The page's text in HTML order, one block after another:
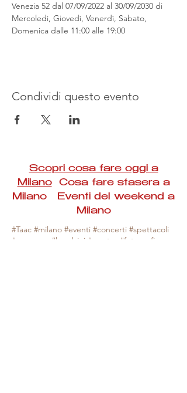
Venezia 52 dal 07/09/2022 al 30/09/2030 di
Mercoledì, Giovedì, Venerdì, Sabato,
Domenica dalle 11:00 alle 19:00
Condividi questo evento
Scopri cosa fare oggi a
MilanoCosa fare stasera a
Milano Eventi del weekend a
Milano
#Taac #milano #eventi #concerti #spettacoli
#rassegne #bambini #mostre #fotografia